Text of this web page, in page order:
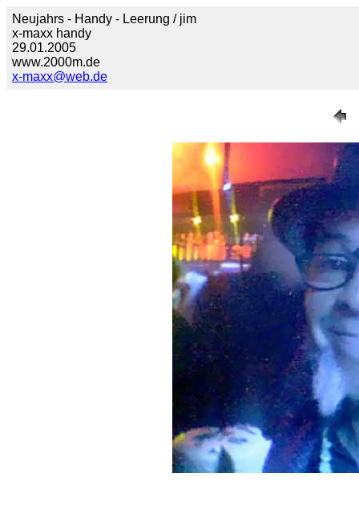
Neujahrs - Handy - Leerung / jim
x-maxx handy
29.01.2005
www.2000m.de
x-maxx@web.de